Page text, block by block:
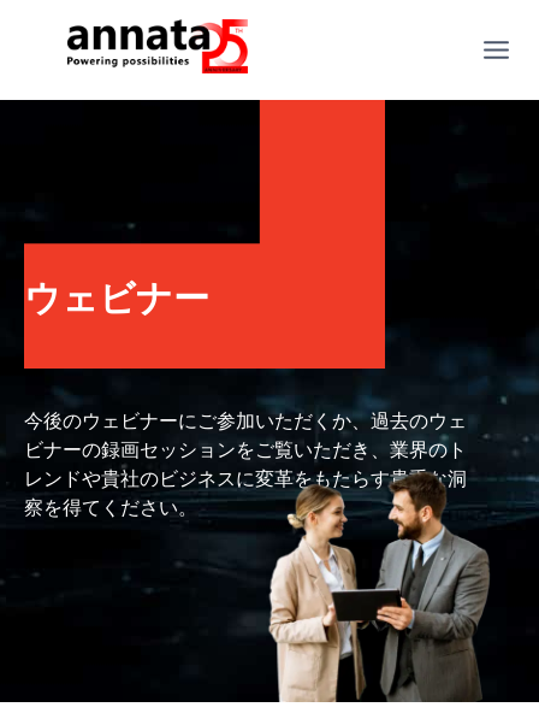
ウェビナー
今後のウェビナーにご参加いただくか、過去のウェ
ビナーの録画セッションをご覧いただき、業界のト
レンドや貴社のビジネスに変革をもたらす貴重な洞
察を得てください。